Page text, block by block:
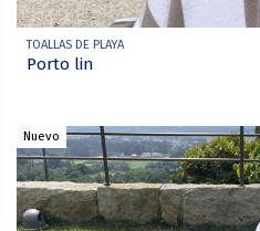
TOALLAS DE PLAYA
Porto lin
Nuevo